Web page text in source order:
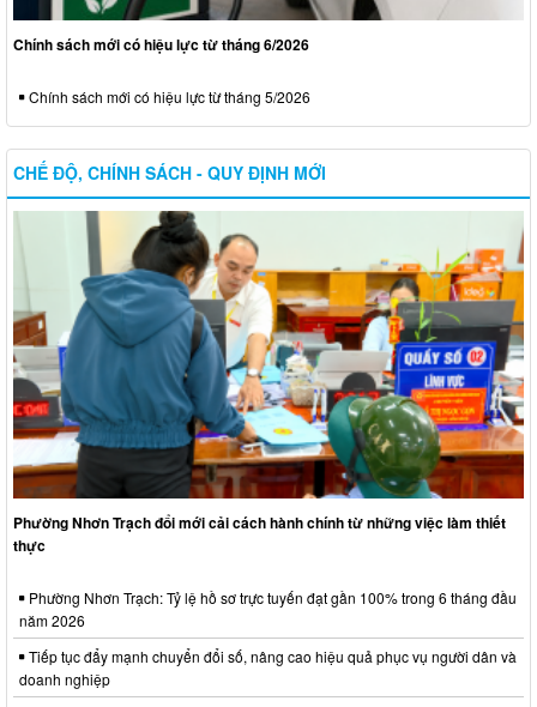
Chính sách mới có hiệu lực từ tháng 6/2026
Chính sách mới có hiệu lực từ tháng 5/2026
CHẾ ĐỘ, CHÍNH SÁCH - QUY ĐỊNH MỚI
Phường Nhơn Trạch đổi mới cải cách hành chính từ những việc làm thiết
thực
Phường Nhơn Trạch: Tỷ lệ hồ sơ trực tuyến đạt gần 100% trong 6 tháng đầu
năm 2026
Tiếp tục đẩy mạnh chuyển đổi số, nâng cao hiệu quả phục vụ người dân và
doanh nghiệp